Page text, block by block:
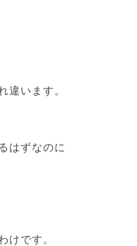
違います。
はずなのに
けです。